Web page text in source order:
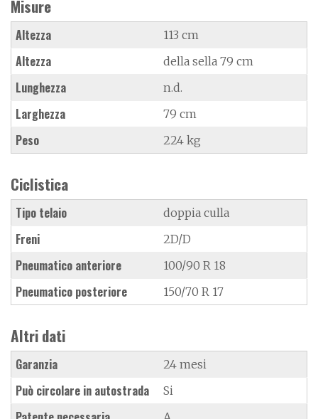
Misure
Altezza 113 cm
Altezza della sella 79 cm
Lunghezza n.d.
Larghezza 79 cm
Peso 224 kg
Ciclistica
Tipo telaio doppia culla
Freni 2D/D
Pneumatico anteriore 100/90 R 18
Pneumatico posteriore 150/70 R 17
Altri dati
Garanzia 24 mesi
Può circolare in autostrada Si